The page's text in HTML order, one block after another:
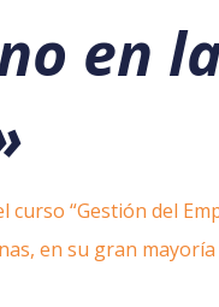
en
curso “Gestión del
en su gran